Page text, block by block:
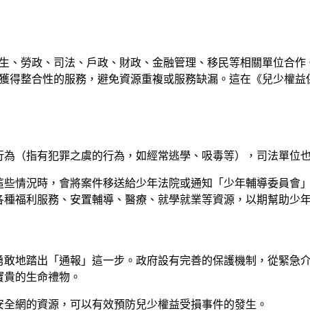
、勞政、司法、戶政、財政、金融管理、移民等相關單位合
整合性的服務，避免資源重複或服務缺漏。這在《兒少權
（指有犯罪之虞的行為，如經常逃學、吸毒等），司法單位
情況時，會將案件移送給少年法院或通知「少年輔導委員會
福利服務、安置輔導、醫療、就學就業等資源，以期幫助少
地踏出「通報」這一步。政府設有完善的保護機制，從緊急
的生命禮物。
網的資源，可以有效預防兒少權益受損事件的發生。